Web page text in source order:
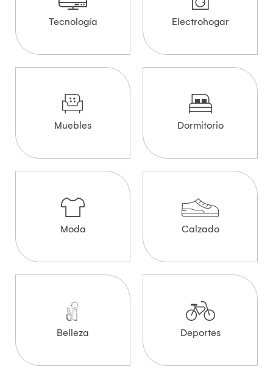
Tecnología Electrohogar
Muebles Dormitorio
Moda Calzado
Belleza Deportes